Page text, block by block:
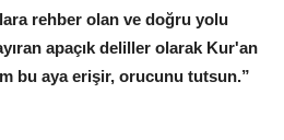
rehber olan ve doğru yolu
apaçık deliller olarak Kur'an
bu aya erişir, orucunu tutsun.”